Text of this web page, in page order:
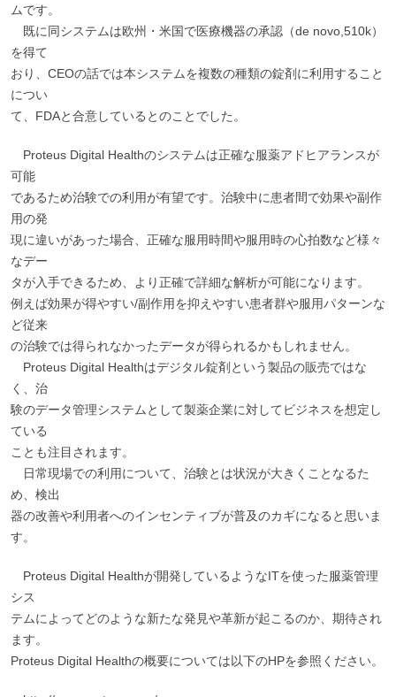
ムです。
既に同システムは欧州・米国で医療機器の承認（de novo,510k）
を得て
おり、CEOの話では本システムを複数の種類の錠剤に利用すること
につい
て、FDAと合意しているとのことでした。
Proteus Digital Healthのシステムは正確な服薬アドヒアランスが
可能
であるため治験での利用が有望です。治験中に患者間で効果や副作
用の発
現に違いがあった場合、正確な服用時間や服用時の心拍数など様々
なデー
タが入手できるため、より正確で詳細な解析が可能になります。
例えば効果が得やすい/副作用を抑えやすい患者群や服用パターンな
ど従来
の治験では得られなかったデータが得られるかもしれません。
Proteus Digital Healthはデジタル錠剤という製品の販売ではな
く、治
験のデータ管理システムとして製薬企業に対してビジネスを想定し
ている
ことも注目されます。
日常現場での利用について、治験とは状況が大きくことなるた
め、検出
器の改善や利用者へのインセンティブが普及のカギになると思いま
す。
Proteus Digital Healthが開発しているようなITを使った服薬管理
シス
テムによってどのような新たな発見や革新が起こるのか、期待され
ます。
Proteus Digital Healthの概要については以下のHPを参照ください。